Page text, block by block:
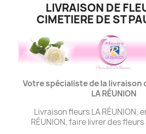
LIVRAISON DE
CIMETIERE DE ST
Votre spécialiste de la livraison
LARÉUNION
Livraison fleurs LA RÉUNION,
RÉUNION, faire livrer des fleurs